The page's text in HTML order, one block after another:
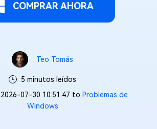
COMPRAR AHORA
Teo Tomás
5 minutos leídos
07-30 10:51:47 to Problemas de
Windows